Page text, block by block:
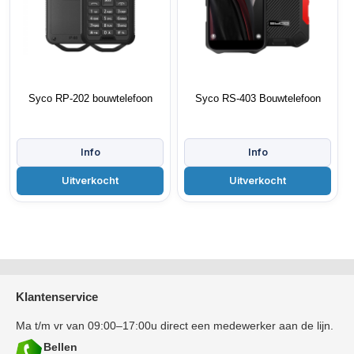
Syco RP-202 bouwtelefoon Syco RS-403 Bouwtelefoon
Klantenservice
Ma t/m vr van 09:00–17:00u direct een medewerker aan de lijn.
Bellen